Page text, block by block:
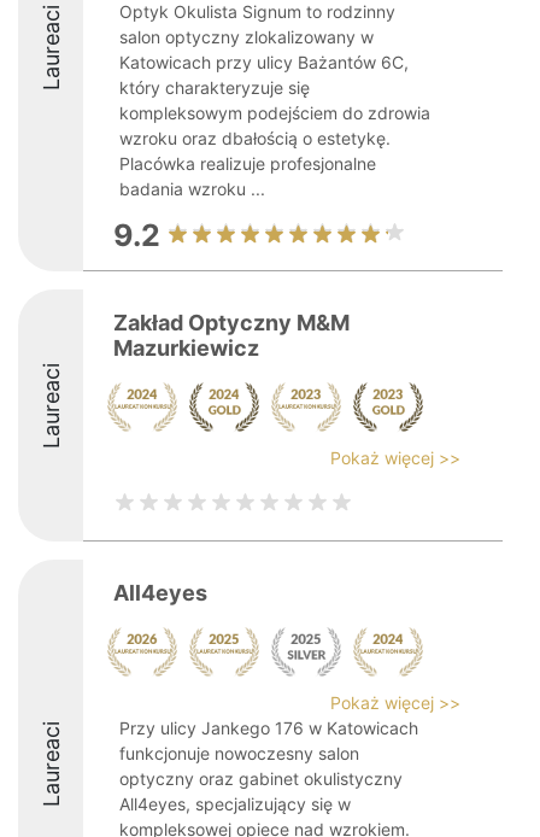
Laureaci
Optyk Okulista Signum to rodzinny
salon optyczny zlokalizowany w
Katowicach przy ulicy Bażantów 6C,
który charakteryzuje się
kompleksowym podejściem do zdrowia
wzroku oraz dbałością o estetykę.
Placówka realizuje profesjonalne
badania wzroku ...
9.2
Laureaci
Zakład Optyczny M&M
Mazurkiewicz
Pokaż więcej >>
Laureaci
All4eyes
Pokaż więcej >>
Przy ulicy Jankego 176 w Katowicach
funkcjonuje nowoczesny salon
optyczny oraz gabinet okulistyczny
All4eyes, specjalizujący się w
kompleksowej opiece nad wzrokiem.